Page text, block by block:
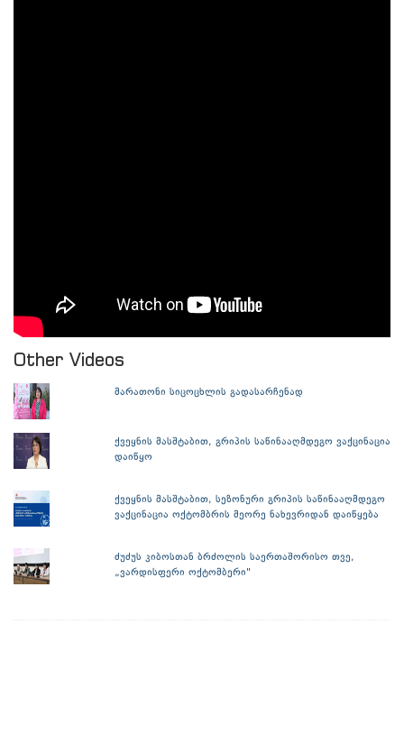
Other Videos
მარათონი სიცოცხლის გადასარჩენად
ქვეყნის მასშტაბით, გრიპის საწინააღმდეგო ვაქცინაცია
დაიწყო
ქვეყნის მასშტაბით, სეზონური გრიპის საწინააღმდეგო
ვაქცინაცია ოქტომბრის მეორე ნახევრიდან დაიწყება
ძუძუს კიბოსთან ბრძოლის საერთაშორისო თვე,
„ვარდისფერი ოქტომბერი"